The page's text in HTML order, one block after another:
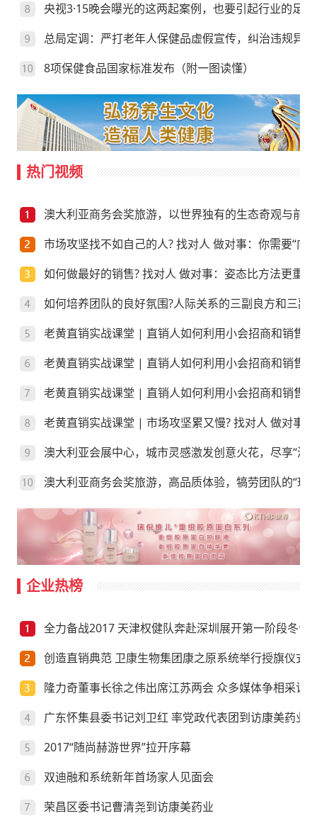
央视3·15晚会曝光的这两起案例，也要引起行业的足
总局定调：严打老年人保健品虚假宣传，纠治违规异
8项保健食品国家标准发布（附一图读懂）
热门视频
澳大利亚商务会奖旅游，以世界独有的生态奇观与前
市场攻坚找不如自己的人? 找对人 做对事：你需要“向
如何做最好的销售? 找对人 做对事：姿态比方法更重要!
如何培养团队的良好氛围?人际关系的三副良方和三副
老黄直销实战课堂 | 直销人如何利用小会招商和销售
老黄直销实战课堂 | 直销人如何利用小会招商和销售
老黄直销实战课堂 | 直销人如何利用小会招商和销售
老黄直销实战课堂 | 市场攻坚累又慢? 找对人 做对事
澳大利亚会展中心，城市灵感激发创意火花，尽享“澳”
澳大利亚商务会奖旅游，高品质体验，犒劳团队的“玩”
企业热榜
全力备战2017 天津权健队奔赴深圳展开第一阶段冬训
创造直销典范 卫康生物集团康之原系统举行授旗仪式
隆力奇董事长徐之伟出席江苏两会 众多媒体争相采访
广东怀集县委书记刘卫红 率党政代表团到访康美药业
2017“随尚赫游世界”拉开序幕
双迪融和系统新年首场家人见面会
荣昌区委书记曹清尧到访康美药业